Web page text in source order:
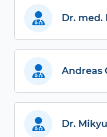
Dr.
Andreas
Dr.